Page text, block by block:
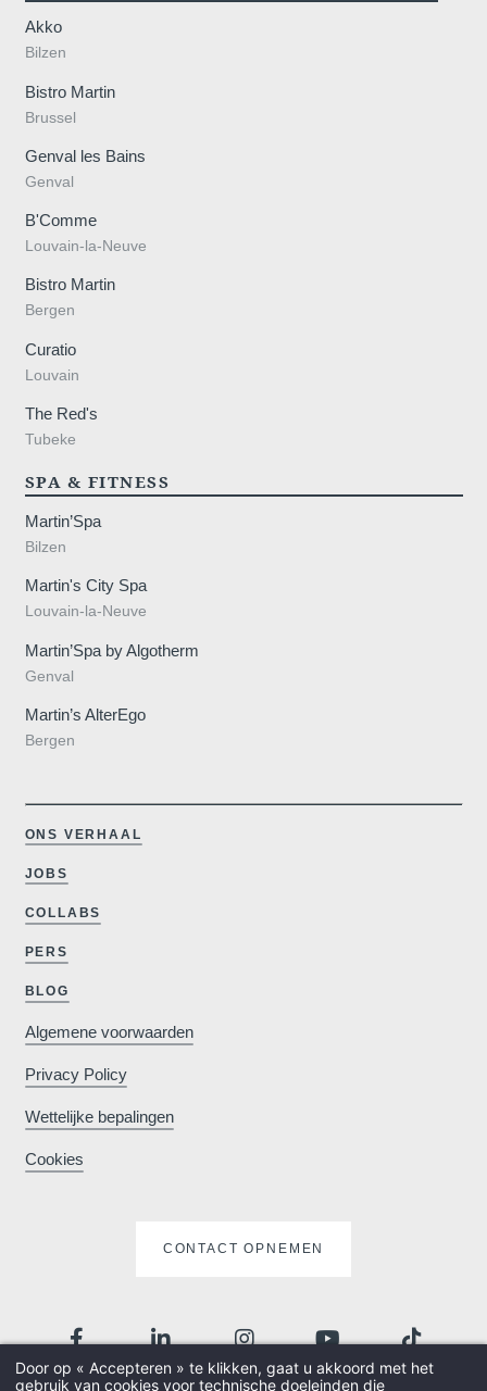
Akko
Bilzen
Bistro Martin
Brussel
Genval les Bains
Genval
B'Comme
Louvain-la-Neuve
Bistro Martin
Bergen
Curatio
Louvain
The Red's
Tubeke
SPA & FITNESS
Martin’Spa
Bilzen
Martin's City Spa
Louvain-la-Neuve
Martin’Spa by Algotherm
Genval
Martin’s AlterEgo
Bergen
ONS VERHAAL
JOBS
COLLABS
PERS
BLOG
Algemene voorwaarden
Privacy Policy
Wettelijke bepalingen
Cookies
CONTACT OPNEMEN
Verrijk uw verblijf
met exclusieve
Door op « Accepteren » te klikken, gaat u akkoord met het
gebruik van cookies voor technische doeleinden die